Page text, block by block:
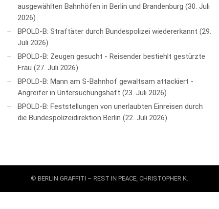
ausgewählten Bahnhöfen in Berlin und Brandenburg 30. Juli
2026
BPOLD-B: Straftäter durch Bundespolizei wiedererkannt
29.
Juli 2026
BPOLD-B: Zeugen gesucht - Reisender bestiehlt gestürzte
Frau
27. Juli 2026
BPOLD-B: Mann am S-Bahnhof gewaltsam attackiert -
Angreifer in Untersuchungshaft
23. Juli 2026
BPOLD-B: Feststellungen von unerlaubten Einreisen durch
die Bundespolizeidirektion Berlin
22. Juli 2026
© BERLIN GRAFFITI – REST IN PEACE, CHRISTOPHER K.